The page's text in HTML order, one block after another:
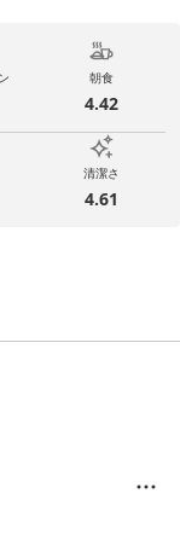
朝食
4.42
清潔さ
4.61